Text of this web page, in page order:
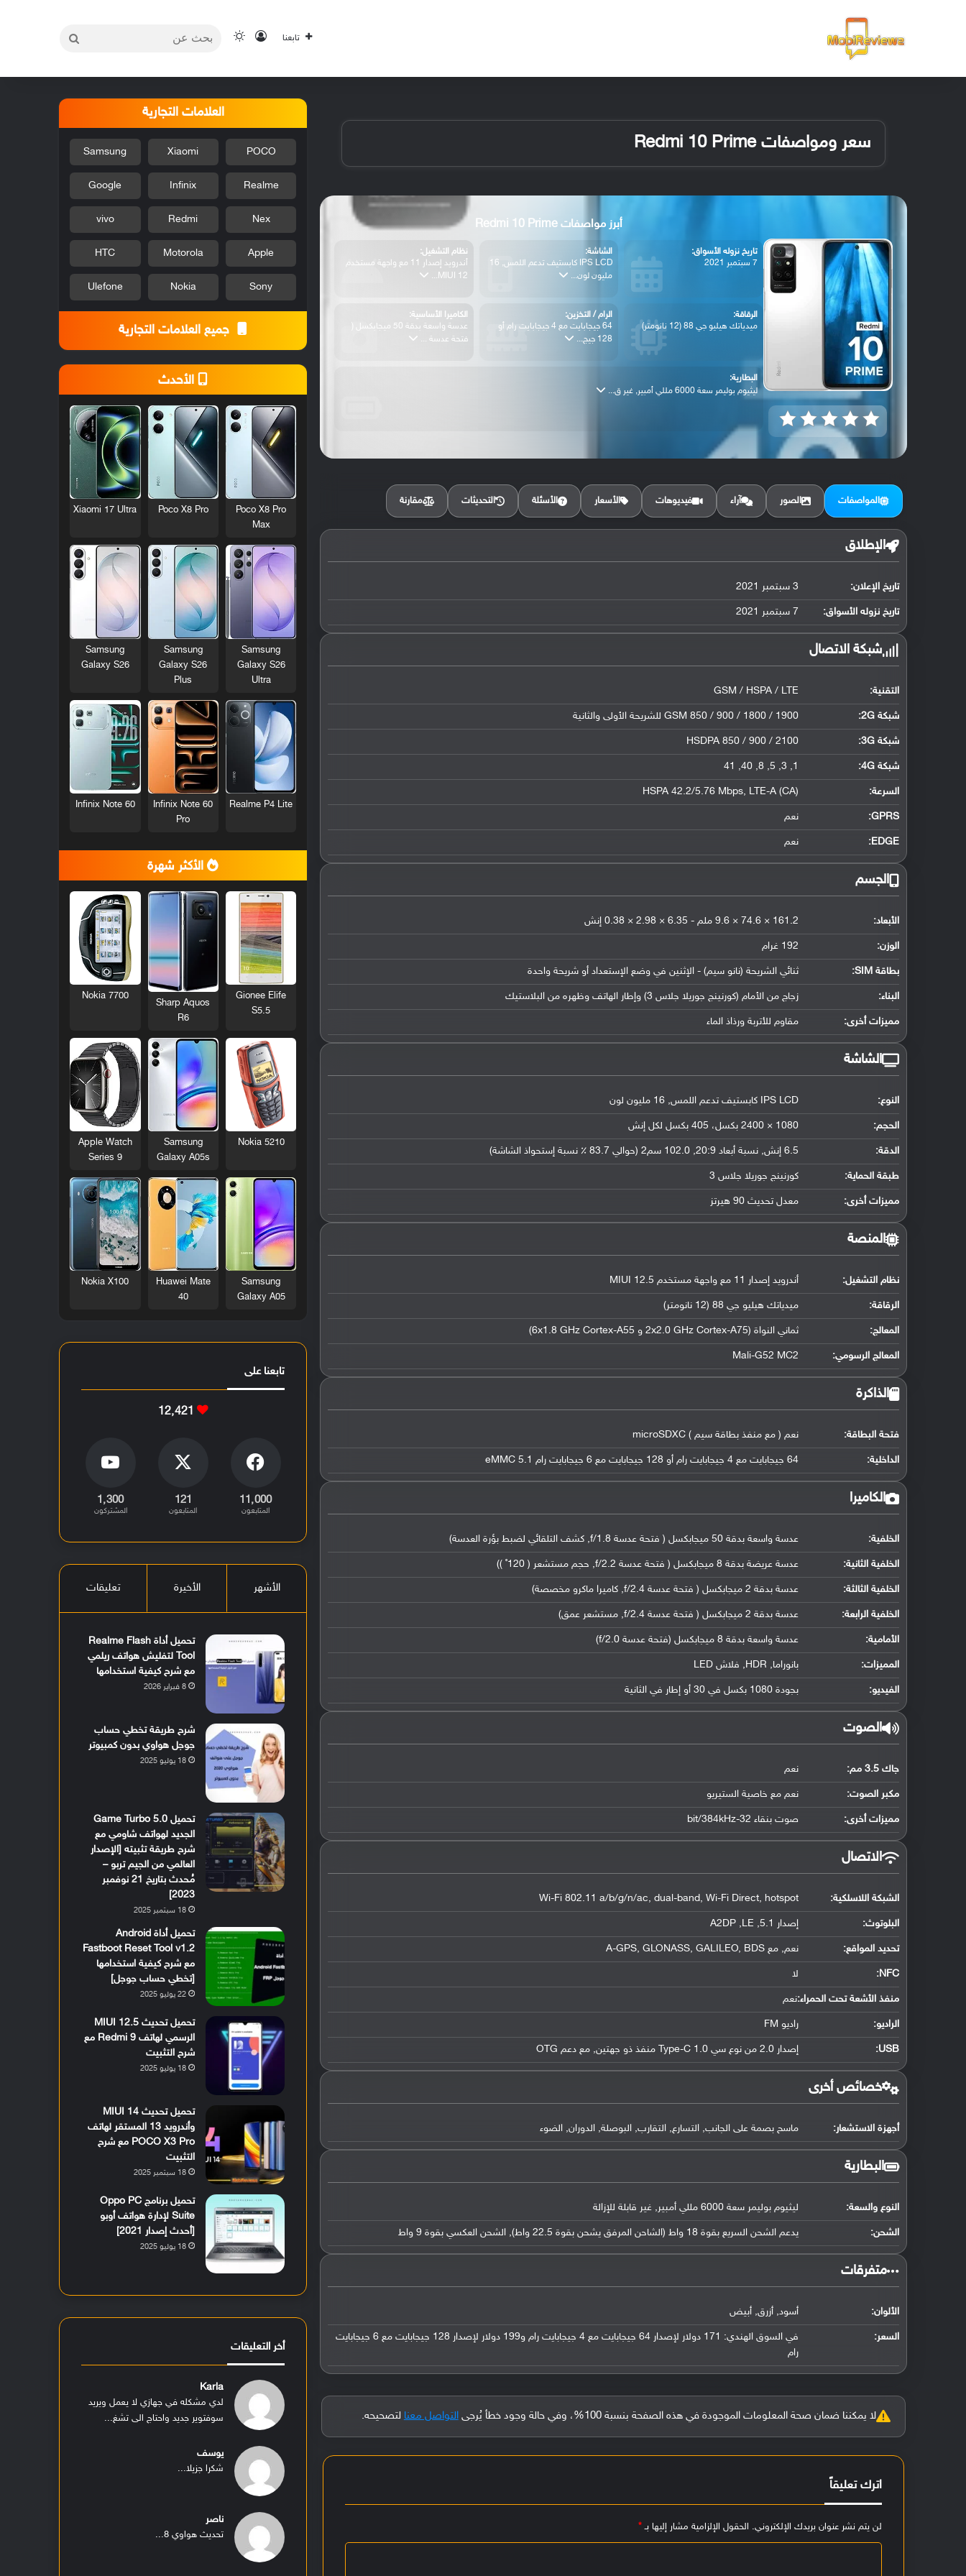
تابعنا تسجيل الدخول
الوضع المظلم
سعر ومواصفات Redmi 10 Prime
أبرز مواصفات Redmi 10 Prime
تاريخ نزوله الأسواق:
7 سبتمبر 2021
الشاشة:
IPS LCD كابستيف تدعم اللمس, 16
مليون لون...
نظام التشغيل:
أندرويد إصدار 11 مع واجهة مستخدم
MIUI 12...
الرقاقة:
ميدياتك هيليو جي 88 (12 نانومتر)
الرام / التخزين:
64 جيجابايت مع 4 جيجابايت رام أو
128 جيج...
الكاميرا الأساسية:
عدسة واسعة بدقة 50 ميجابكسل (
فتحة عدسة ...
البطارية:
ليثيوم بوليمر سعة 6000 مللي أمبير, غير ق...
المواصفات الصور آراء فيديوهات الأسعار الأسئلة التحديثات مقارنة
الإطلاق
تاريخ الإعلان: 3 سبتمبر 2021
تاريخ نزوله الأسواق: 7 سبتمبر 2021
شبكة الاتصال
التقنية: GSM / HSPA / LTE
شبكة 2G: GSM 850 / 900 / 1800 / 1900 للشريحة الأولى والثانية
شبكة 3G :
HSDPA 850 / 900 / 2100
شبكة 4G :
1, 3, 5, 8, 40, 41
السرعة: HSPA 42.2/5.76 Mbps, LTE-A (CA)
GPRS: نعم
EDGE: نعم
الجسم
الأبعاد: 161.2 × 74.6 × 9.6 ملم - 6.35 × 2.98 × 0.38 إنش
الوزن: 192 غرام
بطاقة SIM: ثنائي الشريحة (نانو سيم) - الإثنين في وضع الإستعداد أو شريحة واحدة
البناء: زجاج من الأمام (كورنينج جوريلا جلاس 3) وإطار الهاتف وظهره من البلاستيك
مميزات أخرى: مقاوم للأتربة ورذاذ الماء
الشاشة
النوع: IPS LCD كابستيف تدعم اللمس, 16 مليون لون
الحجم: 1080 × 2400 بكسل، 405 بكسل لكل إنش
الدقة: 6.5 إنش, نسبة أبعاد 20:9, 102.0 سم2 (حوالي 83.7 ٪ نسبة إستحواذ الشاشة)
طبقة الحماية: كورنينج جوريلا جلاس 3
مميزات أخرى: معدل تحديث 90 هيرتز
المنصة
نظام التشغيل: أندرويد إصدار 11 مع واجهة مستخدم MIUI 12.5
الرقاقة: ميدياتك هيليو جي 88 (12 نانومتر)
المعالج: ثماني النواة (2x2.0 GHz Cortex-A75 و 6x1.8 GHz Cortex-A55)
المعالج الرسومي:
Mali-G52 MC2
الذاكرة
فتحة البطاقة: نعم ( مع منفذ بطاقة سيم ) microSDXC
الداخلية: 64 جيجابايت مع 4 جيجابايت رام أو 128 جيجابايت مع 6 جيجابايت رام eMMC 5.1
الكاميرا
الخلفية: عدسة واسعة بدقة 50 ميجابكسل ( فتحة عدسة f/1.8, كشف التلقائي لضبط بؤرة العدسة)
الخلفية الثانية: عدسة عريضة بدقة 8 ميجابكسل ( فتحة عدسة f/2.2, حجم مستشعر ( 120˚ ))
الخلفية الثالثة: عدسة بدقة 2 ميجابكسل ( فتحة عدسة f/2.4, كاميرا ماكرو مخصصة)
الخلفية الرابعة: عدسة بدقة 2 ميجابكسل ( فتحة عدسة f/2.4, مستشعر عمق)
الأمامية: عدسة واسعة بدقة 8 ميجابكسل (فتحة عدسة f/2.0)
المميزات: بانوراما, HDR, فلاش LED
الفيديو: بجودة 1080 بكسل في 30 أو إطار في الثانية
الصوت
جاك 3.5 مم: نعم
مكبر الصوت: نعم مع خاصية الستيريو
مميزات أخرى: صوت بنقاء 32-bit/384kHz
الاتصال
الشبكة اللاسلكية: Wi-Fi 802.11 a/b/g/n/ac, dual-band, Wi-Fi Direct, hotspot
البلوتوث: إصدار 5.1, A2DP ,LE
تحديد المواقع: نعم, مع A-GPS, GLONASS, GALILEO, BDS
NFC
: لا
منفذ الأشعة تحت الحمراء:نعم
الراديو: راديو FM
USB
: إصدار 2.0 من نوع سي Type-C 1.0 منفذ ذو جهتين, مع دعم OTG
خصائص أخرى
أجهزة الاستشعار: ماسح بصمة على الجانب, التسارع, التقارب, البوصلة, الدوران, الضوء
البطارية
النوع والسعة: ليثيوم بوليمر سعة 6000 مللي أمبير, غير قابلة للإزالة
الشحن: يدعم الشحن السريع بقوة 18 واط (الشاحن المرفق يشحن بقوة 22.5 واط), الشحن العكسي بقوة 9 واط
‏متفرقات‏
الألوان: أسود, أزرق, أبيض
السعر:
في السوق الهندي: 171 دولار لإصدار 64 جيجابايت مع 4 جيجابايت رام و199 دولار لإصدار 128 جيجابايت مع 6 جيجابايت
رام
لا يمكننا ضمان صحة المعلومات الموجودة في هذه الصفحة بنسبة 100%، وفي حالة وجود خطأ يُرجى التواصل معنا لتصحيحه.
اترك تعليقاً
لن يتم نشر عنوان بريدك الإلكتروني. الحقول الإلزامية مشار إليها بـ*
العلامات التجارية
POCO
Xiaomi
Samsung
Realme
Infinix
Google
Nex
Redmi
vivo
Apple
Motorola
HTC
Sony
Nokia
Ulefone
جميع العلامات التجارية
الأحدث
Poco X8 Pro
Max
Poco X8 Pro
Xiaomi 17 Ultra
Samsung
Galaxy S26
Ultra
Samsung
Galaxy S26
Plus
Samsung
Galaxy S26
Realme P4 Lite
Infinix Note 60
Pro
Infinix Note 60
الأكثر شهرة
Gionee Elife
S5.5
Sharp Aquos
R6
Nokia 7700
Nokia 5210
Samsung
Galaxy A05s
Apple Watch
Series 9
Samsung
Galaxy A05
Huawei Mate
40
Nokia X100
تابعنا على
12٬421
11٬000
المتابعون
121
المتابعون
1٬300
المشتركون
الأشهر الأخيرة تعليقات
تحميل أداة Realme Flash
Tool لتفليش هواتف ريلمي
مع شرح كيفية استخدامها
8 فبراير 2026
شرح طريقة تخطي حساب
جوجل هواوي بدون كمبيوتر
18 يوليو 2025
تحميل Game Turbo 5.0
الجديد لهواتف شاومي مع
شرح طريقة تثبيته [الإصدار
العالمي من الجيم تربو –
مُحدث بتاريخ 21 نوفمبر
2023]
18 سبتمبر 2025
تحميل أداة Android
Fastboot Reset Tool v1.2
مع شرح كيفية استخدامها
[تخطي حساب جوجل]
22 يوليو 2025
تحميل تحديث MIUI 12.5
الرسمي لهاتف Redmi 9 مع
شرح التثبيت
18 يوليو 2025
تحميل تحديث MIUI 14
وأندرويد 13 المستقر لهاتف
POCO X3 Pro مع شرح
التثبيت
18 سبتمبر 2025
تحميل برنامج Oppo PC
Suite لإدارة هواتف أوبو
[أحدث إصدار 2021]
18 يوليو 2025
أخر التعليقات
Karla
لدي مشكله في جهازي لا يعمل ويريد
سوفتوير جديد واحتاج الى تشغ...
يوسف
شكرا جزيلا...
ناصر
تحديث هواوي 8...